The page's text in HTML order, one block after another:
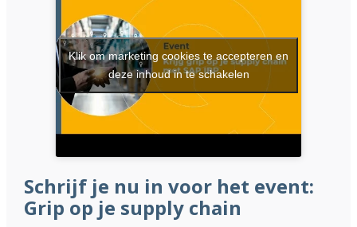
Klik om marketing cookies te accepteren en
deze inhoud in te schakelen
Schrijf je nu in voor het event:
Grip op je supply chain